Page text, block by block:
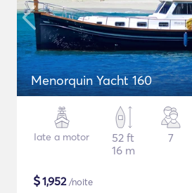
Menorquin Yacht 160
Iate a motor
52 ft
16 m
7
$1,952/noite